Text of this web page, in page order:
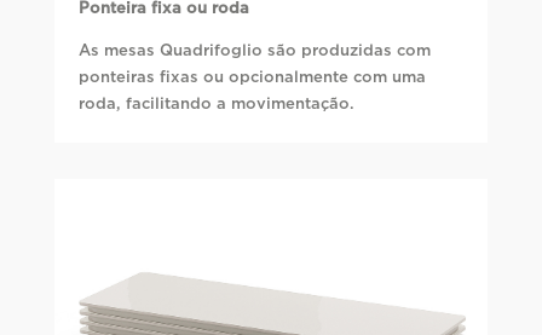
Ponteira fixa ou roda
As mesas Quadrifoglio são produzidas com
ponteiras fixas ou opcionalmente com uma
roda, facilitando a movimentação.